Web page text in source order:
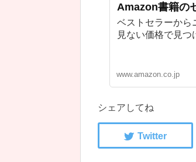
Amazon書籍の
ベストセラーから
見ない価格で見つ
www.amazon.co.jp
シェアしてね